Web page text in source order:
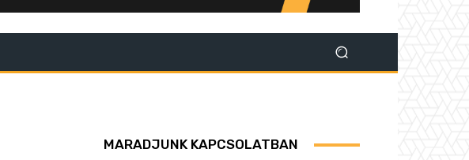
MARADJUNK KAPCSOLATBAN